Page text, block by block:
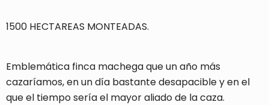
1500 HECTAREAS MONTEADAS.
Emblemática finca machega que un año más
cazaríamos, en un día bastante desapacible y en el
que el tiempo sería el mayor aliado de la caza.